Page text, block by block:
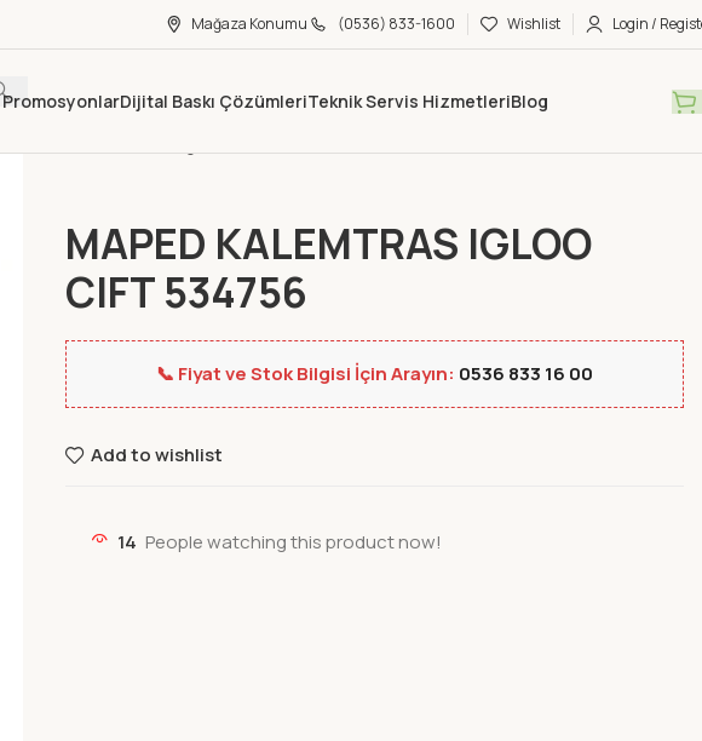
Mağaza Konumu (0536) 833-1600 Wishlist Login /
PromosyonlarDijital Baskı ÇözümleriTeknik Servis HizmetleriBlog
MAPED KALEMTRAS IGLOO
CIFT 534756
📞 Fiyat ve Stok Bilgisi İçin Arayın: 0536 833 16 00
Add to wishlist
14 People watching this product now!